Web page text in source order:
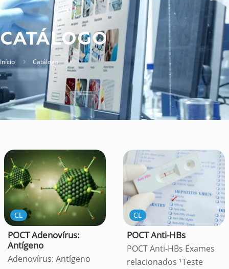
CATÁLOGO
Início Catálogo
CL
POCT Adenovírus:
Antígeno
Adenovírus: Antígeno
CL
POCT Anti-HBs
POCT Anti-HBs Exames
relacionados ¹Teste